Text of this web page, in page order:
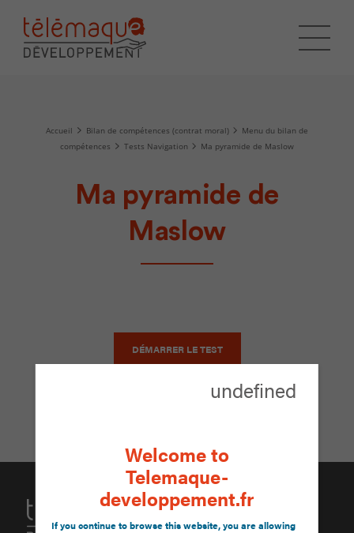
Accueil Bilan de compétences (contrat moral)
Menu du bilan de
compétences
Tests Navigation Ma pyramide de Maslow
Ma pyramide de
Maslow
DÉMARRER LE TEST
undefined
Welcome to
Telemaque-
developpement.fr
If you continue to browse this website, you are allowing